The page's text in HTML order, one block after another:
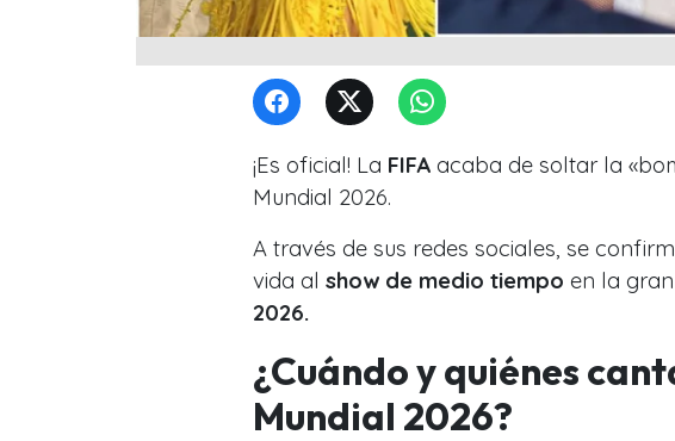
¡Es oficial! La FIFA acaba de soltar la
Mundial 2026.
A través de sus redes sociales, se
vida al show de medio tiempo en la
2026.
¿Cuándo y quiénes
Mundial 2026?